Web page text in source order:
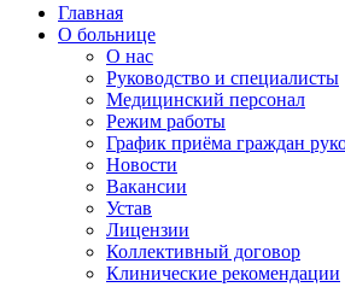
Главная
О больнице
О нас
Руководство и специалисты
Медицинский персонал
Режим работы
График приёма граждан
Новости
Вакансии
Устав
Лицензии
Коллективный договор
Клинические рекомендации